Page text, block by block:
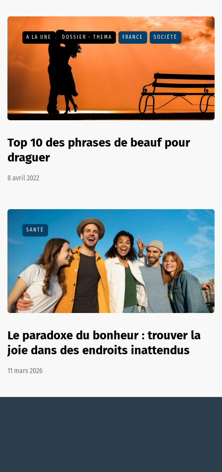
A LA UNE DOSSIER - THEMA FRANCE SOCIÉTÉ
Top 10 des phrases de beauf pour
draguer
8 avril 2022
SANTÉ
Le paradoxe du bonheur : trouver la
joie dans des endroits inattendus
11 mars 2026